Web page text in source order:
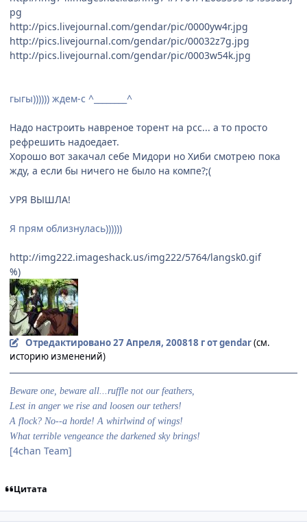
pg
http://pics.livejournal.com/gendar/pic/0000yw4r.jpg
http://pics.livejournal.com/gendar/pic/00032z7g.jpg
http://pics.livejournal.com/gendar/pic/0003w54k.jpg
гыгы)))))) ждем-с ^________^
Надо настроить навреное торент на рсс... а то просто
рефрешить надоедает.
Хорошо вот закачал себе Мидори но Хиби смотрею пока
жду, а если бы ничего не было на компе?;(
УРЯ ВЫШЛА!
Я прям облизнулась))))))
http://img222.imageshack.us/img222/5764/langsk0.gif
%)
Отредактировано27 Апреля, 200818 гот gendar(см.
историю изменений)
Beware one, beware all...ruffle not our feathers,
Lest in anger we rise and loosen our tethers!
A flock? No--a horde! A whirlwind of wings!
What terrible vengeance the darkened sky brings!
[4chan Team]
Цитата